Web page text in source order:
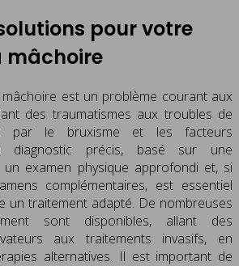
pour votre
mâchoire
mâchoire est un problème courant aux
des traumatismes aux troubles de
par le bruxisme et les facteurs
diagnostic précis, basé sur une
un examen physique approfondi et, si
complémentaires, est essentiel
un traitement adapté. De nombreuses
sont disponibles, allant des
aux traitements invasifs, en
alternatives. Il est important de